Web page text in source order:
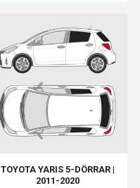
TOYOTA YARIS 5-DÖRRAR |
2011-2020